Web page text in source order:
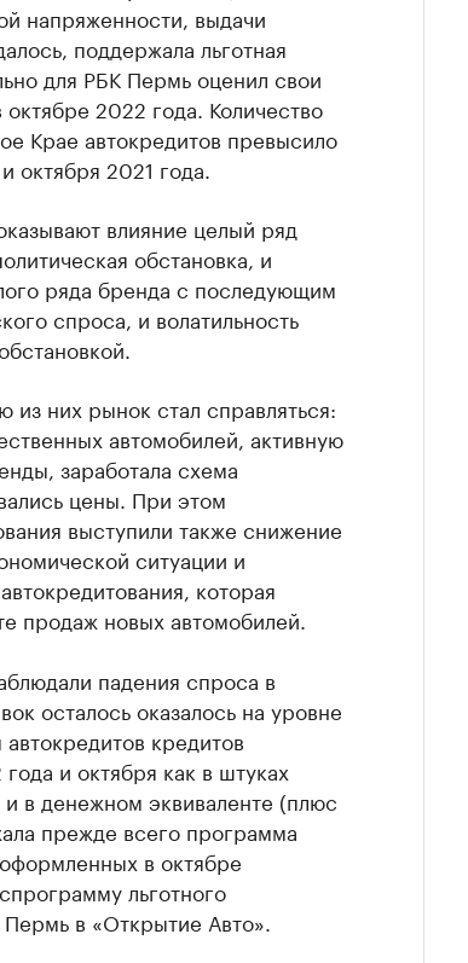
напряженности, выдачи
поддержала льготная
для РБК Пермь оценил свои
2022 года. Количество
Крае автокредитов превысило
октября 2021 года.
влияние целый ряд
обстановка, и
ряда бренда с последующим
спроса, и волатильность
них рынок стал справляться:
автомобилей, активную
заработала схема
цены. При этом
выступили также снижение
ситуации и
которая
продаж новых автомобилей.
падения спроса в
осталось оказалось на уровне
кредитов
и октября как в штуках
и в денежном эквиваленте (плюс
прежде всего программа
в октябре
льготного
в «Открытие Авто».